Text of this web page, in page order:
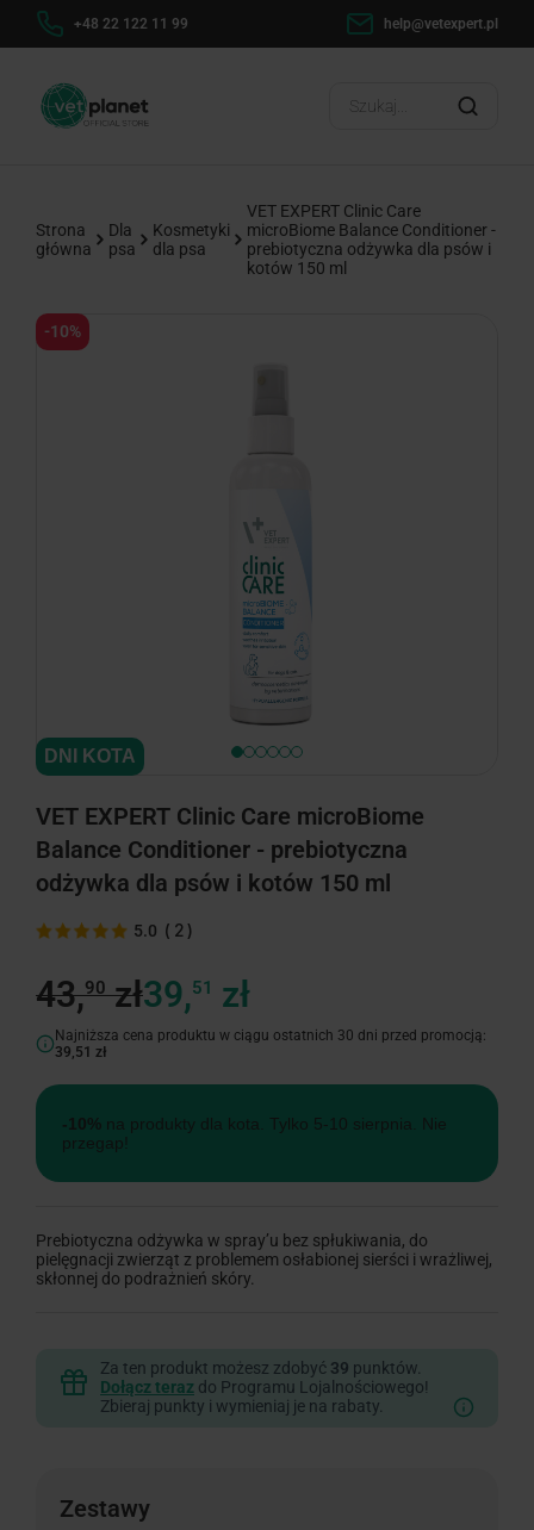
+48 22 122 11 99 help@vetexpert.pl
Strona
główna
Dla
psa
Kosmetyki
dla psa
VET EXPERT Clinic Care
microBiome Balance Conditioner -
prebiotyczna odżywka dla psów i
kotów 150 ml
-10%
DNI KOTA
VET EXPERT Clinic Care microBiome
Balance Conditioner - prebiotyczna
odżywka dla psów i kotów 150 ml
5.0 ( 2 )
43,90zł39,51 zł
Najniższa cena produktu w ciągu ostatnich 30 dni przed promocją:
39,51 zł
-10% na produkty dla kota. Tylko 5-10 sierpnia. Nie
przegap!
Prebiotyczna odżywka w spray’u bez spłukiwania, do
pielęgnacji zwierząt z problemem osłabionej sierści i wrażliwej,
skłonnej do podrażnień skóry.
Za ten produkt możesz zdobyć 39 punktów.
Dołącz teraz do Programu Lojalnościowego!
Zbieraj punkty i wymieniaj je na rabaty.
Zestawy